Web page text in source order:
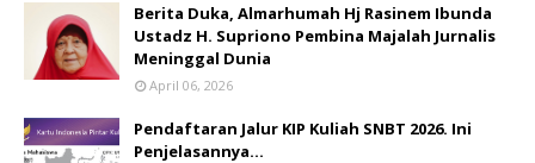
Berita Duka, Almarhumah Hj Rasinem Ibunda
Ustadz H. Supriono Pembina Majalah Jurnalis
Meninggal Dunia
April 06, 2026
Pendaftaran Jalur KIP Kuliah SNBT 2026. Ini
Penjelasannya…